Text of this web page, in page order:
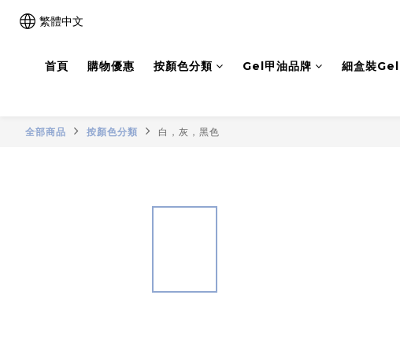
繁體中文
首頁 購物優惠 按顏色分類 Gel甲油品牌 細盒裝Gel
全部商品 按顏色分類 白，灰，黑色